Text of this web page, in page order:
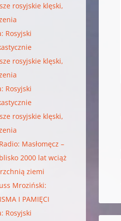
rosyjskie klęski,
Rosyjski
rosyjskie klęski,
Rosyjski
rosyjskie klęski,
Masłomęcz –
2000 lat wciąż
ziemi
Mroziński:
I PAMIĘCI
Rosyjski